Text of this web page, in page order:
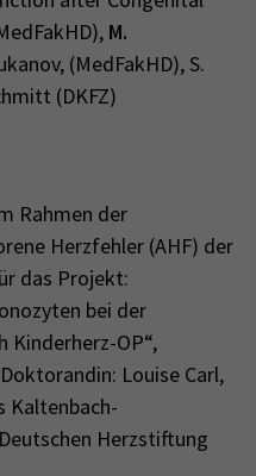
M.
(MedFakHD), S.
(DKFZ)
Rahmen der
Herzfehler (AHF) der
das Projekt:
bei der
Kinderherz-OP“,
Louise Carl,
Kaltenbach-
Herzstiftung